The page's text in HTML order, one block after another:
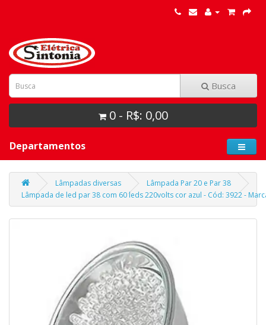
Busca
0 - R$: 0,00
Departamentos
Lâmpadas diversas
Lâmpada Par 20 e Par 38
Lâmpada de led par 38 com 60 leds 220volts cor azul - Cód: 3922 -